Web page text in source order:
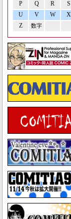
P Q R S
U
V W X
Z
数字